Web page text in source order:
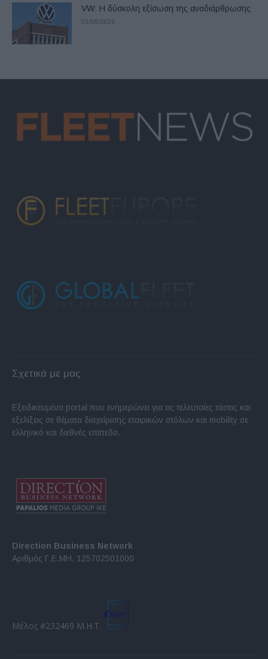
VW: Η δύσκολη εξίσωση της αναδιάρθρωσης
03/08/2026
Σχετικά με μας
Εξειδικευμένο portal που ενημερώνει για τις τελευταίες τάσεις και
εξελίξεις σε θέματα διαχείρισης εταιρικών στόλων και mobility σε
ελληνικό και διεθνές επίπεδο.
Direction Business Network
Αριθμός Γ.Ε.ΜΗ. 125702501000
Μέλος #232469 Μ.Η.Τ.